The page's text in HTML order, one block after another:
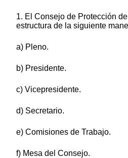
1. El Consejo de Protección
estructura de la siguiente
a) Pleno.
b) Presidente.
c) Vicepresidente.
d) Secretario.
e) Comisiones de Trabajo.
f) Mesa del Consejo.